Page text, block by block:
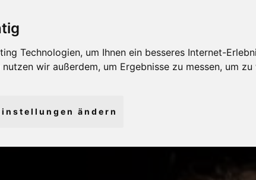
Technologien, um Ihnen ein besseres Internet-
wir außerdem, um Ergebnisse zu messen, um
ändern